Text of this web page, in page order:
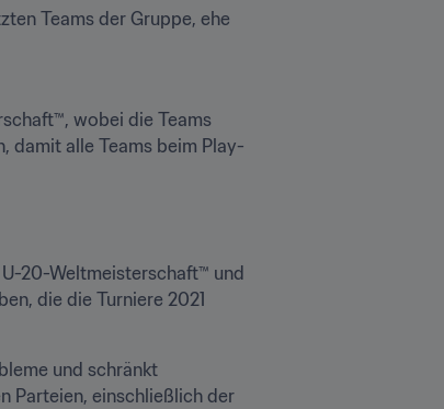
Teams der Gruppe, ehe
wobei die Teams
damit alle Teams beim Play-
U-20-Weltmeisterschaft™ und
die die Turniere 2021
und schränkt
Parteien, einschließlich der